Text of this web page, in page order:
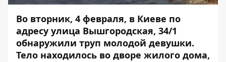
Во вторник, 4 февраля, в Киеве по
адресу улица Вышгородская, 34/1
обнаружили труп молодой девушки.
Тело находилось во дворе жилого дома,